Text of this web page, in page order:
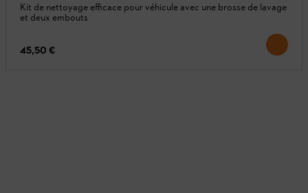
Kit de nettoyage efficace pour véhicule avec une brosse de lavage
et deux embouts
45,50 €